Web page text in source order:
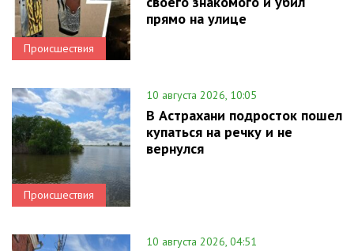
Происшествия
прямо на улице
Происшествия
10 августа 2026, 10:05
В Астрахани подросток пошел
купаться на речку и не
вернулся
10 августа 2026, 04:51